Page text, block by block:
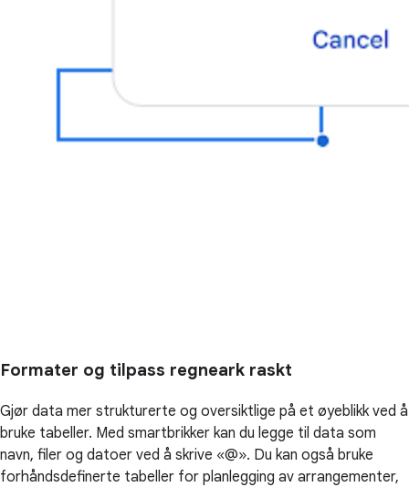
Formater og tilpass regneark raskt
Gjør data mer strukturerte og oversiktlige på et øyeblikk ved å
bruke tabeller. Med smartbrikker kan du legge til data som
navn, filer og datoer ved å skrive «@». Du kan også bruke
forhåndsdefinerte tabeller for planlegging av arrangementer,